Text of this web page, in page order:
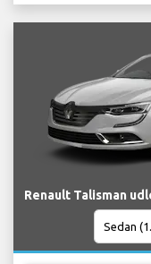
Renault Talisman